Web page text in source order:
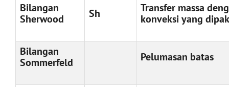
Bilangan
Sherwood
Sh
Transfer massa
konveksi yang
Bilangan
Sommerfeld
Pelumasan batas